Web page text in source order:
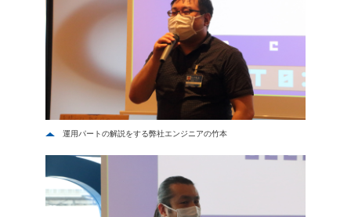
運用パートの解説をする弊社エンジニアの竹本